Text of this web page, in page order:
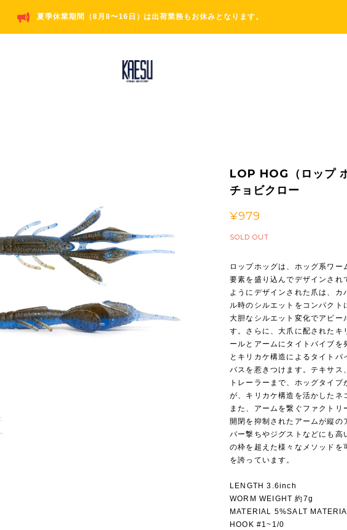
夏季休業期間（8月8〜16日）は出荷業務もお休みとなります。
LOP HOG（ロップ
チョビクロー
¥979
SOLD OUT
ロップホッグは、ホッグ系ワ
要素を盛り込んでデザインされ
ようにデザインされた爪は、カ
ル時のシルエットをコンパクト
大胆なシルエット変化でアピー
す。さらに、大爪に配されたキ
ールとアームにタイトバイブを
とキリカケ構造によるタイト
バスを惹きつけます。テキサス
トレーラーまで、ホッグタイ
が、キリカケ構造を活かしたネ
また、アームを繋ぐファクト
開閉を抑制されたアームが縦の
バー撃ちやジグストなどにも高
の枠を超えた様々なメソッドを
を誇っています。
LENGTH 3.6inch
WORM WEIGHT 約7g
MATERIAL 5%SALT
HOOK #1~1/0